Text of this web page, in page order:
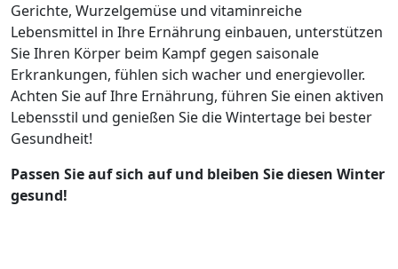
Gerichte, Wurzelgemüse und vitaminreiche
Lebensmittel in Ihre Ernährung einbauen, unterstützen
Sie Ihren Körper beim Kampf gegen saisonale
Erkrankungen, fühlen sich wacher und energievoller.
Achten Sie auf Ihre Ernährung, führen Sie einen aktiven
Lebensstil und genießen Sie die Wintertage bei bester
Gesundheit!
Passen Sie auf sich auf und bleiben Sie diesen Winter
gesund!